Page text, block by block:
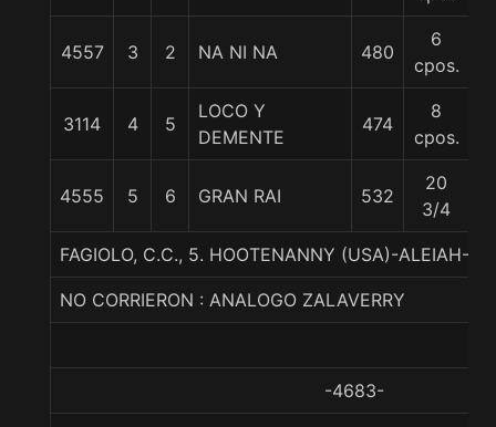
4557 3 2 NA NI NA 480
6
cpos.
3114 4 5
LOCO Y
DEMENTE
474
8
cpos.
4555 5 6 GRAN RAI 532
20
3/4
FAGIOLO, C.C., 5. HOOTENANNY (USA)-ALEIAH-
NO CORRIERON : ANALOGO ZALAVERRY
-4683-